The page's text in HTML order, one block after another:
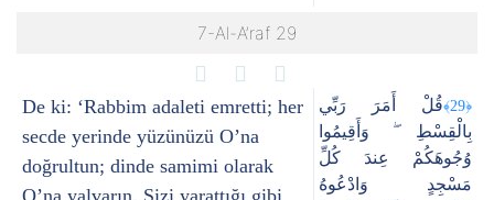
7-Al-A’raf 29
De ki: ‘Rabbim adaleti emretti; her
secde yerinde yüzünüzü O’na
doğrultun; dinde samimi olarak
﴿29﴾
قُلْ أَمَرَ رَبِّي
بِالْقِسْطِ ۖ وَأَقِيمُوا
وُجُوهَكُمْ عِندَ كُلِّ
مَسْجِدٍ وَادْعُوهُ